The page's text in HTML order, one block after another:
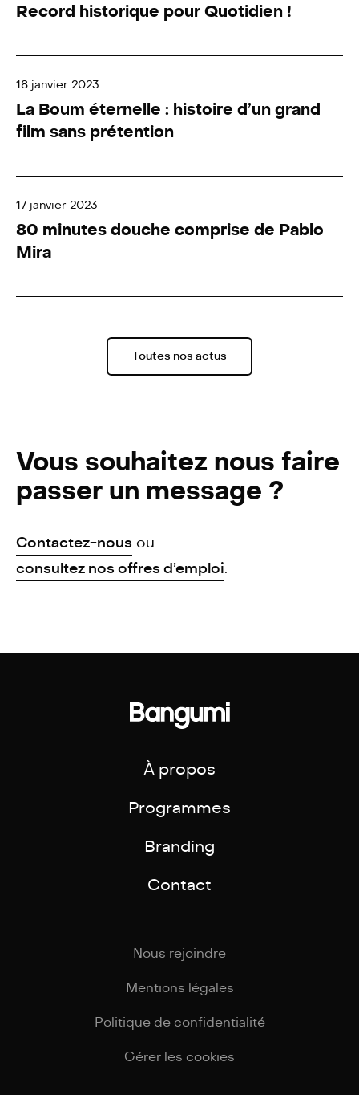
Record historique pour Quotidien !
18 janvier 2023
La Boum éternelle : histoire d’un grand
film sans prétention
17 janvier 2023
80 minutes douche comprise de Pablo
Mira
Toutes nos actus
Vous souhaitez nous faire
passer un message ?
Contactez-nous ou
consultez nos offres d’emploi.
À propos
Programmes
Branding
Contact
Nous rejoindre
Mentions légales
Politique de confidentialité
Gérer les cookies